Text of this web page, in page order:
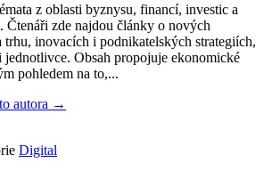
z oblasti byznysu, financí, investic a
Čtenáři zde najdou články o nových
trhu, inovacích i podnikatelských strategiích,
Obsah propojuje ekonomické
pohledem na to,...
autora →
Digital